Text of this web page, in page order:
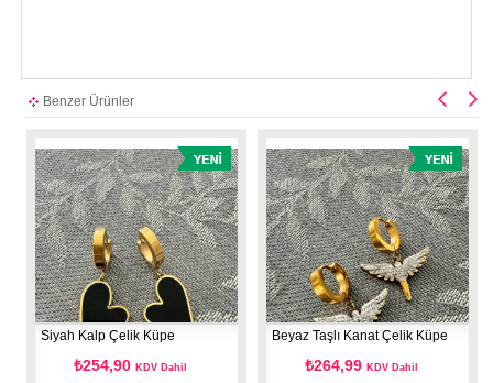
Benzer Ürünler
Kalp Çelik Küpe
₺254,90KDV Dahil
Beyaz Taşlı Kanat Çelik Küpe
₺264,99KDV Dahil